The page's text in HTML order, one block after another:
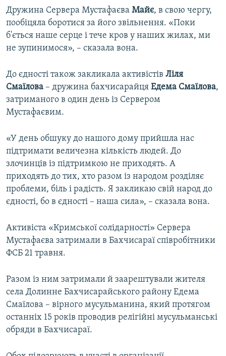
Дружина Сервера Мустафаєва Майє, в свою чергу,
пообіцяла боротися за його звільнення. «Поки
б'ється наше серце і тече кров у наших жилах, ми
не зупинимося», – сказала вона.
До єдності також закликала активістів Ліля
Смаїлова –​ дружина бахчисарайця Едема Смаїлова,
затриманого в один день із Сервером
Мустафаєвим.
«У день обшуку до нашого дому прийшла нас
підтримати величезна кількість людей. До
злочинців із підтримкою не приходять. А
приходять до тих, хто разом із народом розділяє
проблеми, біль і радість. Я закликаю свій народ до
єдності, бо в єдності – наша сила», – сказала вона.
Активіста «Кримської солідарності» Сервера
Мустафаєва затримали в Бахчисараї співробітники
ФСБ 21 травня.
Разом із ним затримали й заарештували жителя
села Долинне Бахчисарайського району Едема
Смаїлова – вірного мусульманина, який протягом
останніх 15 років проводив релігійні мусульманські
обряди в Бахчисараї.